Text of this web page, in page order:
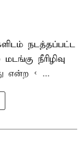
நடத்தப்பட்ட
நீரிழிவு
என்ற < ...